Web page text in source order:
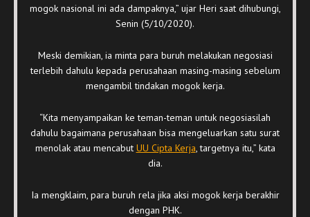
mogok nasional ini ada dampaknya,” ujar Heri saat dihubungi,
Senin (5/10/2020).
Meski demikian, ia minta para buruh melakukan negosiasi
terlebih dahulu kepada perusahaan masing-masing sebelum
mengambil tindakan mogok kerja.
“Kita menyampaikan ke teman-teman untuk negosiasilah
dahulu bagaimana perusahaan bisa mengeluarkan satu surat
menolak atau mencabut UU Cipta Kerja , targetnya itu,” kata
dia.
Ia mengklaim, para buruh rela jika aksi mogok kerja berakhir
dengan PHK.